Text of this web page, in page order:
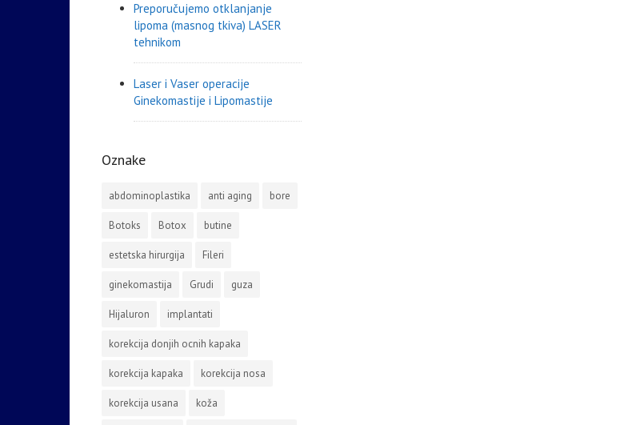
Preporučujemo otklanjanje
lipoma (masnog tkiva) LASER
tehnikom
Laser i Vaser operacije
Ginekomastije i Lipomastije
Oznake
abdominoplastika anti aging bore
Botoks Botox butine
estetska hirurgija Fileri
ginekomastija Grudi guza
Hijaluron implantati
korekcija donjih ocnih kapaka
korekcija kapaka korekcija nosa
korekcija usana koža